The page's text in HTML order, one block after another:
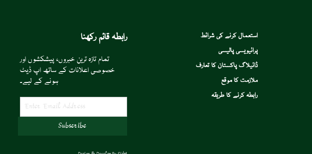
استعمال کرنے کی شرائط
پرائیویسی پالیسی
ڈائیلاگ پاکستان کا تعارف
ملازمت کا موقع
رابطہ کرنے کا طریقہ
رابطہ قائم رکھنا
تمام تازہ ترین خبروں، پیشکشوں اور
خصوصی اعلانات کے ساتھ اپ ڈیٹ
ہونے کے لیے۔